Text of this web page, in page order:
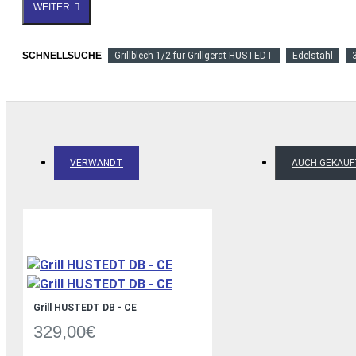
WEITER
SCHNELLSUCHE Grillblech 1/2 für Grillgerät HUSTEDT Edelstahl
VERWANDT AUCH
Grill HUSTEDT DB - CE
329,00€